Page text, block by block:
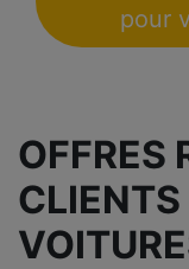
pour
OFFRES
CLIENTS